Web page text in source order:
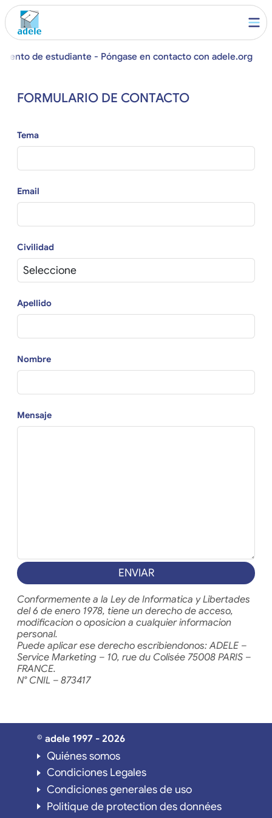
de estudiante - Póngase en contacto con adele.org
FORMULARIO DE CONTACTO
Tema
Email
Civilidad
Apellido
Nombre
Mensaje
ENVIAR
Conformemente a la Ley de Informatica y Libertades
del 6 de enero 1978, tiene un derecho de acceso,
modificacion o oposicion a cualquier informacion
personal.
Puede aplicar ese derecho escribiendonos: ADELE –
Service Marketing – 10, rue du Colisée 75008 PARIS –
FRANCE.
N° CNIL – 873417
© adele 1997 - 2026
Quiénes somos
Condiciones Legales
Condiciones generales de uso
Politique de protection des données